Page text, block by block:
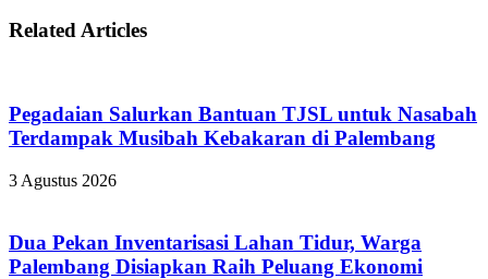
Related Articles
Pegadaian Salurkan Bantuan TJSL untuk Nasabah
Terdampak Musibah Kebakaran di Palembang
3 Agustus 2026
Dua Pekan Inventarisasi Lahan Tidur, Warga
Palembang Disiapkan Raih Peluang Ekonomi